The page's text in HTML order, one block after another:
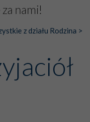
nami!
z działu Rodzina >